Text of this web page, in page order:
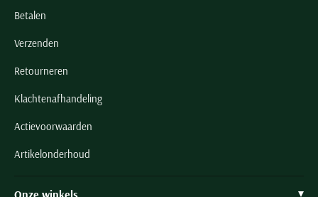
Betalen
Verzenden
Retourneren
Klachtenafhandeling
Actievoorwaarden
Artikelonderhoud